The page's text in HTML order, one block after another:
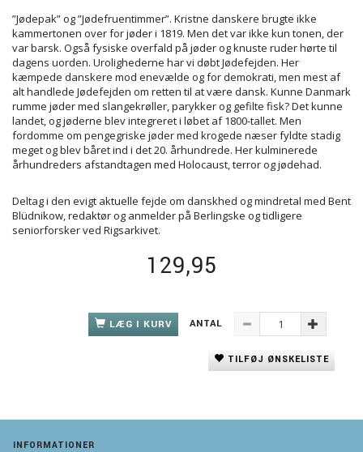
”Jødepak” og ”Jødefruentimmer”. Kristne danskere brugte ikke
kammertonen over for jøder i 1819. Men det var ikke kun tonen, der
var barsk. Også fysiske overfald på jøder og knuste ruder hørte til
dagens uorden. Urolighederne har vi døbt Jødefejden. Her
kæmpede danskere mod enevælde og for demokrati, men mest af
alt handlede Jødefejden om retten til at være dansk. Kunne Danmark
rumme jøder med slangekrøller, parykker og gefilte fisk? Det kunne
landet, og jøderne blev integreret i løbet af 1800-tallet. Men
fordomme om pengegriske jøder med krogede næser fyldte stadig
meget og blev båret ind i det 20. århundrede. Her kulminerede
århundreders afstandtagen med Holocaust, terror og jødehad.
Deltag i den evigt aktuelle fejde om danskhed og mindretal med Bent
Blüdnikow, redaktør og anmelder på Berlingske og tidligere
seniorforsker ved Rigsarkivet.
129,95
LÆG I KURV ANTAL
TILFØJ ØNSKELISTE
INFORMATIONER